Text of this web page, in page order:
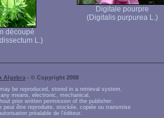
découpé
L.)
Digitale pourpre
(Digitalis purpurea L.)
Algebra- © Copyright 2008
be reproduced, stored in a retrieval system,
means, electronic, mechanical,
prior written permission of the publisher.
être reproduite, stockée, copiée ou transmise
préalable de l'éditeur.